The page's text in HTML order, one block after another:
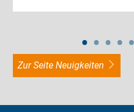
zur Seite Neuigkeiten